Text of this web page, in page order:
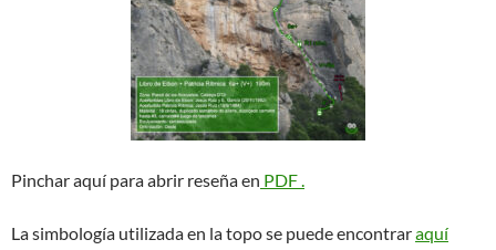
Pinchar aquí para abrir reseña en PDF .
La simbología utilizada en la topo se puede encontraraquí